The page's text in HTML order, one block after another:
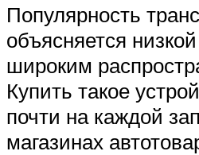
Популярность
объясняется
широким
Купить такое
почти на каждой
магазинах